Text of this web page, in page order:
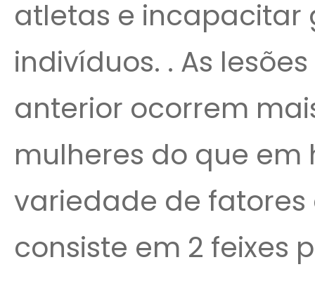
atletas e incapacitar
indivíduos. . As
anterior ocorrem
mulheres do que
variedade de fatores
consiste em 2 feixes